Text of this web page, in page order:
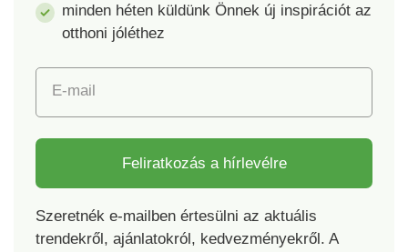
minden héten küldünk Önnek új inspirációt az
otthoni jóléthez
E-mail
Feliratkozás a hírlevélre
Szeretnék e-mailben értesülni az aktuális
trendekről, ajánlatokról, kedvezményekről. A